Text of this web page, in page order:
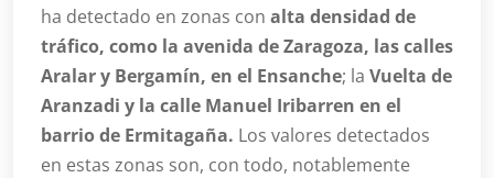
ha detectado en zonas con alta densidad de
tráfico, como la avenida de Zaragoza, las calles
Aralar y Bergamín, en el Ensanche; la Vuelta de
Aranzadi y la calle Manuel Iribarren en el
barrio de Ermitagaña. Los valores detectados
en estas zonas son, con todo, notablemente